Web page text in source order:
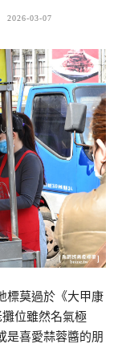
2026-03-07
標莫過於《大甲康
位雖然名氣極
是喜愛蒜蓉醬的朋